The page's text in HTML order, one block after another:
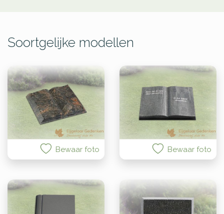
Soortgelijke modellen
Bewaar foto Bewaar foto